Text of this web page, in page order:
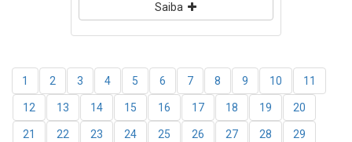
Saiba
1 2 3 4 5 6 7 8 9 10 11
12 13 14 15 16 17 18 19 20
21 22 23 24 25 26 27 28 29